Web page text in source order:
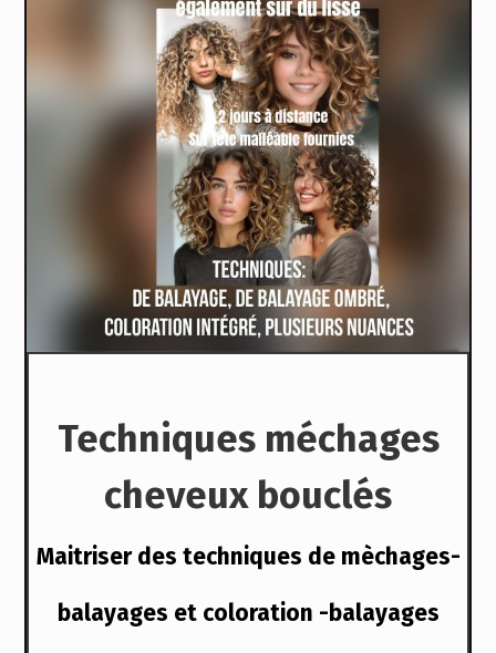
Techniques méchages
cheveux bouclés
Maitriser des techniques de mèchages-
balayages etcoloration -balayages